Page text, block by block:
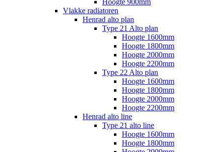
Hoogte 900mm
Vlakke radiatoren
Henrad alto plan
Type 21 Alto plan
Hoogte 1600mm
Hoogte 1800mm
Hoogte 2000mm
Hoogte 2200mm
Type 22 Alto plan
Hoogte 1600mm
Hoogte 1800mm
Hoogte 2000mm
Hoogte 2200mm
Henrad alto line
Type 21 alto line
Hoogte 1600mm
Hoogte 1800mm